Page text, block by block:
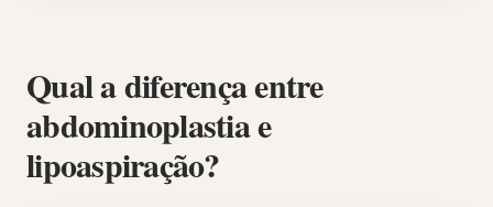
Qual a diferença entre
abdominoplastia e
lipoaspiração?